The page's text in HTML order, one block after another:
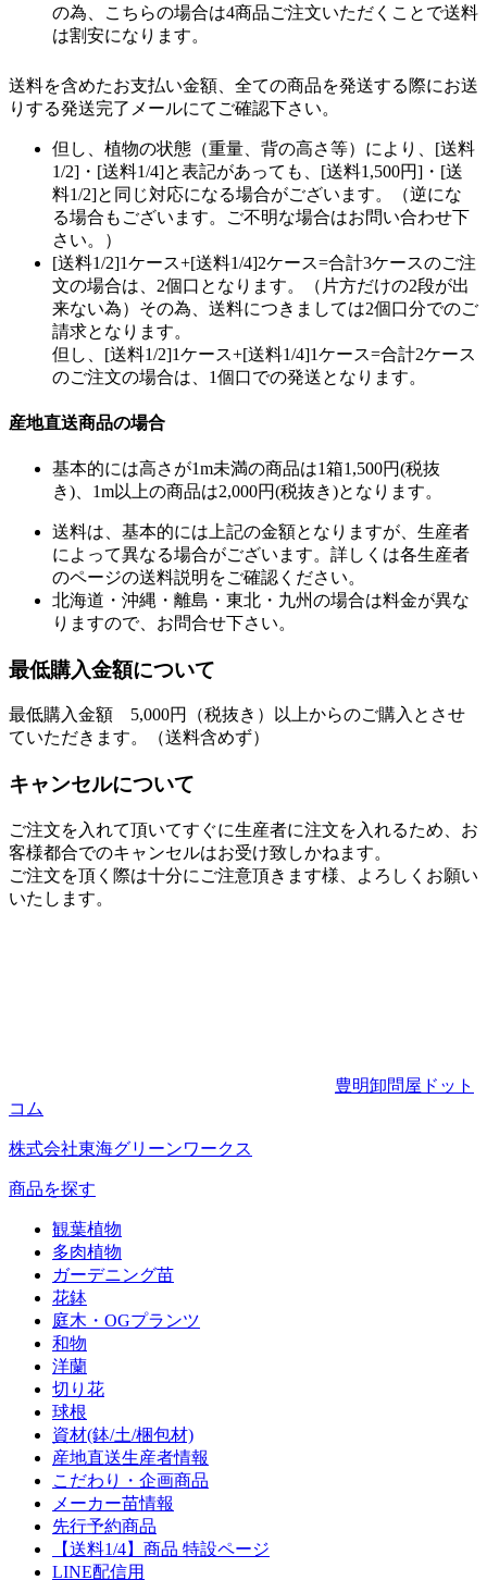
の為、こちらの場合は4商品ご注文いただくことで送料
は割安になります。
送料を含めたお支払い金額、全ての商品を発送する際にお送
りする発送完了メールにてご確認下さい。
但し、植物の状態（重量、背の高さ等）により、[送料
1/2]・[送料1/4]と表記があっても、[送料1,500円]・[送
料1/2]と同じ対応になる場合がございます。（逆にな
る場合もございます。ご不明な場合はお問い合わせ下
さい。）
[送料1/2]1ケース+[送料1/4]2ケース=合計3ケースのご注
文の場合は、2個口となります。（片方だけの2段が出
来ない為）その為、送料につきましては2個口分でのご
請求となります。
但し、[送料1/2]1ケース+[送料1/4]1ケース=合計2ケース
のご注文の場合は、1個口での発送となります。
産地直送商品の場合
基本的には高さが1m未満の商品は1箱1,500円(税抜
き)、1m以上の商品は2,000円(税抜き)となります。
送料は、基本的には上記の金額となりますが、生産者
によって異なる場合がございます。詳しくは各生産者
のページの送料説明をご確認ください。
北海道・沖縄・離島・東北・九州の場合は料金が異な
りますので、お問合せ下さい。
最低購入金額について
最低購入金額 5,000円（税抜き）以上からのご購入とさせ
ていただきます。（送料含めず）
キャンセルについて
ご注文を入れて頂いてすぐに生産者に注文を入れるため、お
客様都合でのキャンセルはお受け致しかねます。
ご注文を頂く際は十分にご注意頂きます様、よろしくお願い
いたします。
豊明卸問屋ドット
コム
株式会社東海グリーンワークス
商品を探す
観葉植物
多肉植物
ガーデニング苗
花鉢
庭木・OGプランツ
和物
洋蘭
切り花
球根
資材(鉢/土/梱包材)
産地直送生産者情報
こだわり・企画商品
メーカー苗情報
先行予約商品
【送料1/4】商品 特設ページ
LINE配信用